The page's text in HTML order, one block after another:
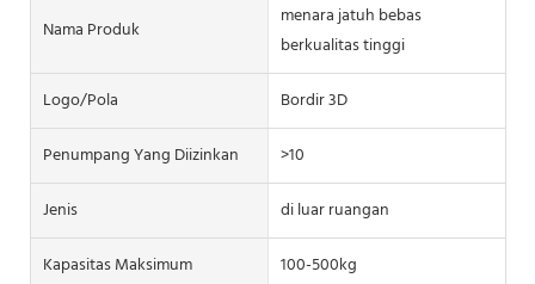
Nama Produk
menara jatuh bebas
berkualitas tinggi
Logo/pola
Bordir 3D
Penumpang Yang Diizinkan
>10
Jenis
di luar ruangan
Kapasitas Maksimum
100-500kg